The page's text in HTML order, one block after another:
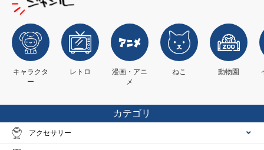
キャラクタ
ー
レトロ
漫画・アニ
メ
ねこ 動物園
カテゴリ
アクセサリー